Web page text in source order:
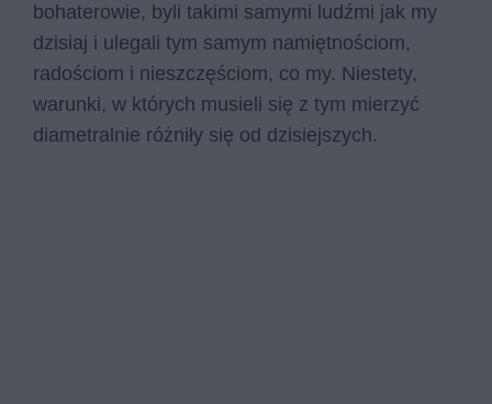
bohaterowie, byli takimi samymi ludźmi jak my
dzisiaj i ulegali tym samym namiętnościom,
radościom i nieszczęściom, co my. Niestety,
warunki, w których musieli się z tym mierzyć
diametralnie różniły się od dzisiejszych.